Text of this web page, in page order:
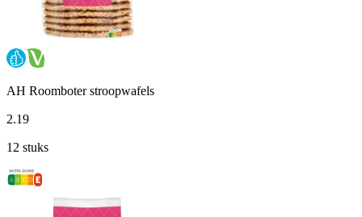
AH Roomboter stroopwafels
2.19
12 stuks